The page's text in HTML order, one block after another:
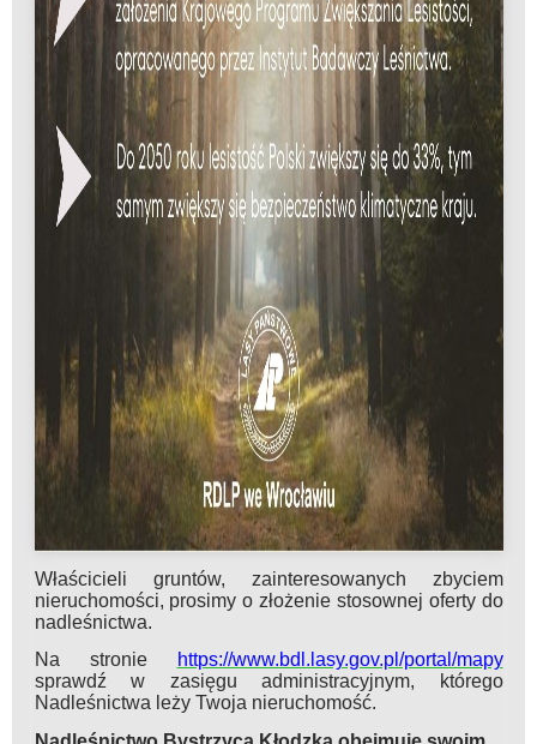
Właścicieli gruntów, zainteresowanych zbyciem
nieruchomości, prosimy o złożenie stosownej oferty do
nadleśnictwa.
Na stronie
https://www.bdl.lasy.gov.pl/portal/mapy
sprawdź w zasięgu administracyjnym, którego
Nadleśnictwa leży Twoja nieruchomość.